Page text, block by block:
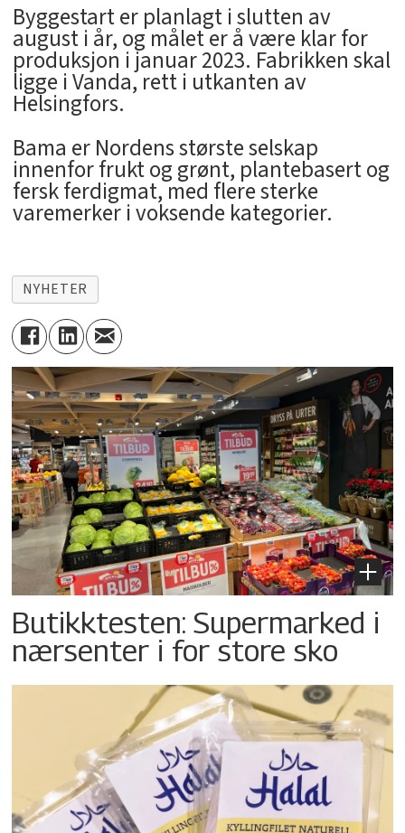
Byggestart er planlagt i slutten av
august i år, og målet er å være klar for
produksjon i januar 2023. Fabrikken skal
ligge i Vanda, rett i utkanten av
Helsingfors.
Bama er Nordens største selskap
innenfor frukt og grønt, plantebasert og
fersk ferdigmat, med flere sterke
varemerker i voksende kategorier.
NYHETER
Butikktesten: Supermarked i
nærsenter i for store sko